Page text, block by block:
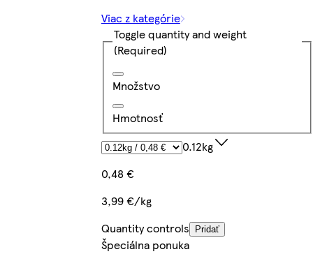
Viac z kategórie
Toggle quantity and weight
(Required)
Množstvo
Hmotnosť
0.12kg
0,48 €
3,99 €/kg
Quantity controls
Pridať
Špeciálna ponuka